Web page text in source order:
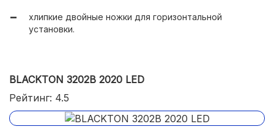
владельцев.
хлипкие двойные ножки для горизонтальной
установки.
BLACKTON 3202B 2020 LED
Рейтинг: 4.5